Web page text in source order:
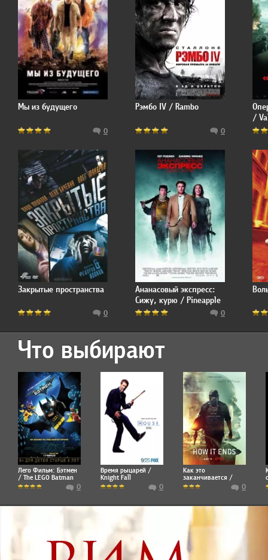
Мы из будущего
0
Рэмбо IV / Rambo
0
/
Закрытые пространства
0
Ананасовый экспресс:
Сижу, курю / Pineapple
Express
0
Что выбирают
Лего Фильм: Бэтмен
/ The LEGO Batman
Movie
0
Время рыцарей /
Knight Fall
0
Как это
заканчивается /
How It Ends
0